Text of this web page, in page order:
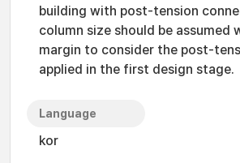
building with post-tension
column size should be assumed
margin to consider the post-
applied in the first design stage.
Language
kor